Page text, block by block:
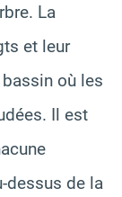
La
et leur
bassin où les
Il est
dessus de la